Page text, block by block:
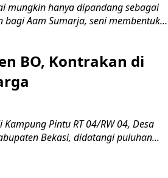
mungkin hanya dipandang sebagai
Aam Sumarja, seni membentuk...
BO, Kontrakan di
Pintu RT 04/RW 04, Desa
Bekasi, didatangi puluhan...